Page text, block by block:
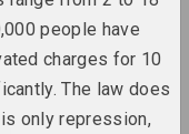
people have
charges for 10
The law does
only repression,